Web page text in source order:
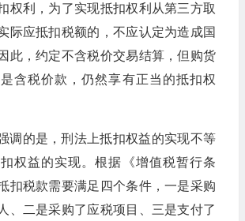
权利，为了实现抵扣权利从第三方取
际应抵扣税额的，不应认定为造成国
此，约定不含税价交易结算，但购货
含税价款，仍然享有正当的抵扣权
调的是，刑法上抵扣权益的实现不等
权益的实现。根据《增值税暂行条
扣税款需要满足四个条件，一是采购
、二是采购了应税项目、三是支付了